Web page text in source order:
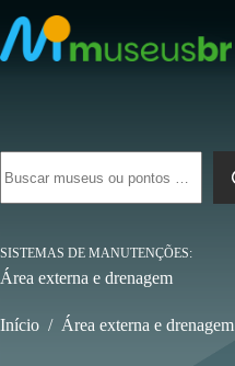
para
o
conteúdo
resultados
SISTEMAS DE MANUTENÇÕES
Área externa e drenagem
Início / Área externa e drenagem